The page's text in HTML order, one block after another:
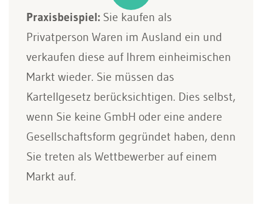
Praxisbeispiel: Sie kaufen als
Privatperson Waren im Ausland ein und
verkaufen diese auf Ihrem einheimischen
Markt wieder. Sie müssen das
Kartellgesetz berücksichtigen. Dies selbst,
wenn Sie keine GmbH oder eine andere
Gesellschaftsform gegründet haben, denn
Sie treten als Wettbewerber auf einem
Markt auf.